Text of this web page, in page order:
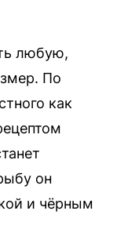
любую,
По
как
он
и чёрным